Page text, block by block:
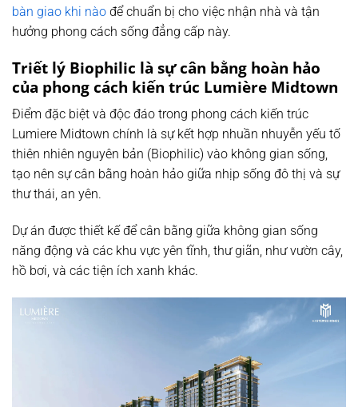
bàn giao khi nào để chuẩn bị cho việc nhận nhà và tận
hưởng phong cách sống đẳng cấp này.
Triết lý Biophilic là sự cân bằng hoàn hảo
của phong cách kiến trúc Lumière Midtown
Điểm đặc biệt và độc đáo trong phong cách kiến trúc
Lumiere Midtown chính là sự kết hợp nhuần nhuyễn yếu tố
thiên nhiên nguyên bản (Biophilic) vào không gian sống,
tạo nên sự cân bằng hoàn hảo giữa nhịp sống đô thị và sự
thư thái, an yên.
Dự án được thiết kế để cân bằng giữa không gian sống
năng động và các khu vực yên tĩnh, thư giãn, như vườn cây,
hồ bơi, và các tiện ích xanh khác.